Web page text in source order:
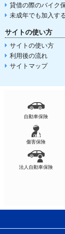
貸借の際のバイク
未成年でも加入す
サイトの使い方
サイトの使い方
利用後の流れ
サイトマップ
自動車保険
傷害保険
法人自動車保険